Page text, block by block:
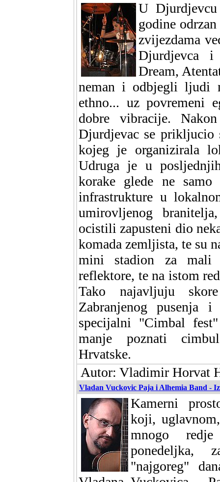
U
godine
zvijezdama
Djurdjevca
Dream,
neman i odbjegli ljudi
ethno... uz povremeni
dobre vibracije.
Djurdjevac se prikljucio
kojeg je organizirala
Udruga je u
korake glede ne
infrastrukture u
umirovljenog
ocistili zapusteni dio
komada zemljista, te su
mini stadion za mali
reflektore, te na istom
Tako najavljuju
Zabranjenog
specijalni "Cimbal
manje poznati
Hrvatske.
Autor: Vladimir Horvat
Vladan Vuckovic Paja i Alhemia Band -
Kamerni
koji,
mnogo
ponedeljka,
"najgoreg"